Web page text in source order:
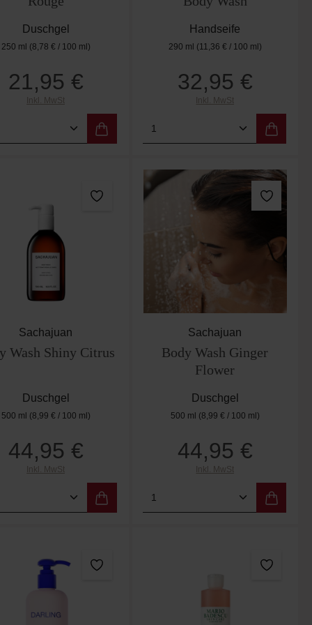
benutze die Schaltflächen um die
Wert ein oder benutze die
Duschgel
250 ml (8,78 € / 100 ml)
Regulärer Preis:
21,95 €
Inkl. MwSt
Anzahl: Gib den gewünschten Wert
Handseife
290 ml (11,36 € / 100 ml)
Regulärer Preis:
32,95 €
Inkl. MwSt
Produkt Anzahl: Gib
benutze die Schaltflächen um die
Wert ein oder benutze die
Sachajuan
Wash Shiny Citrus
Duschgel
500 ml (8,99 € / 100 ml)
Regulärer Preis:
44,95 €
Inkl. MwSt
Anzahl: Gib den gewünschten Wert
Sachajuan
Body Wash Ginger
Flower
Duschgel
500 ml (8,99 € / 100 ml)
Regulärer Preis:
44,95 €
Inkl. MwSt
Produkt Anzahl: Gib